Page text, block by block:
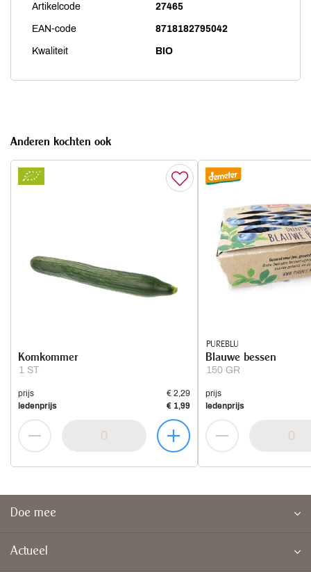
Artikelcode 27465
EAN-code 8718182795042
Kwaliteit BIO
Anderen kochten ook
1 ST
Komkommer
prijs
€ 2,29
ledenprijs
€ 1,99
PUREBLU
150 GR
Blauwe bessen
prijs
ledenprijs
Doe mee
Actueel